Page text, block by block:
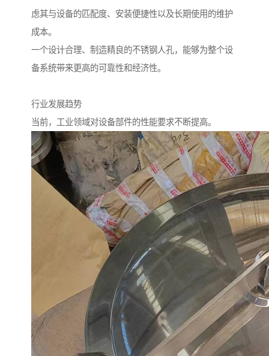
虑其与设备的匹配度、安装便捷性以及长期使用的维护
成本。
一个设计合理、制造精良的不锈钢人孔，能够为整个设
备系统带来更高的可靠性和经济性。
行业发展趋势
当前，工业领域对设备部件的性能要求不断提高。